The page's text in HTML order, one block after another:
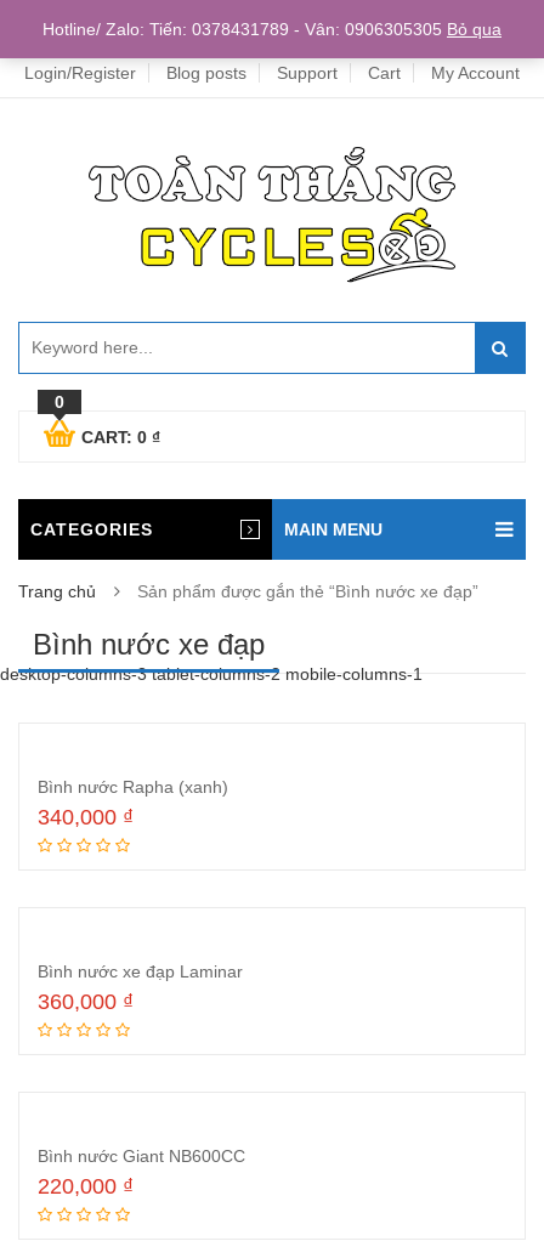
Home
Login/Register Blog posts Support Cart My Account
0
CART: 0 ₫
CATEGORIES MAIN MENU
Trang chủ Sản phẩm được gắn thẻ “Bình nước xe đạp”
Bình nước xe đạp
desktop-columns-3 tablet-columns-2 mobile-columns-1
Bình nước Rapha (xanh)
340,000 ₫
Bình nước xe đạp Laminar
360,000 ₫
Bình nước Giant NB600CC
220,000 ₫
Hotline/ Zalo: Tiến: 0378431789 - Vân: 0906305305 Bỏ qua